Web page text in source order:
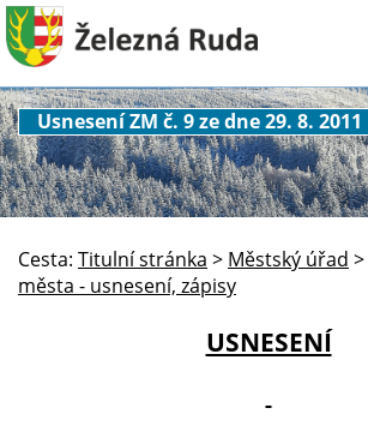
Usnesení ZM č. 9 ze dne 29. 8. 2011
Cesta: Titulní stránka > Městský úřad >
města - usnesení, zápisy
USNESENÍ